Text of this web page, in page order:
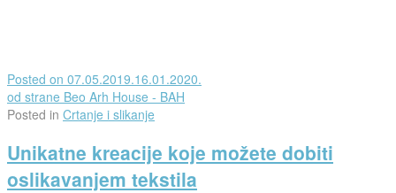
Posted on 07.05.2019.16.01.2020.
od strane Beo Arh House - BAH
Posted in Crtanje i slikanje
Unikatne kreacije koje možete dobiti
oslikavanjem tekstila